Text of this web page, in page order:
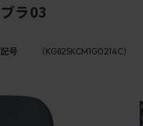
ラ03
号 （KG825KCM1G0214C）